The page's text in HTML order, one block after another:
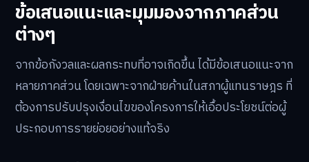
ข้อเสนอแนะและมุมมองจากภาคส่วน
ต่างๆ
จากข้อกังวลและผลกระทบที่อาจเกิดขึ้น ได้มีข้อเสนอแนะจาก
หลายภาคส่วน โดยเฉพาะจากฝ่ายค้านในสภาผู้แทนราษฎร ที่
ต้องการปรับปรุงเงื่อนไขของโครงการให้เอื้อประโยชน์ต่อผู้
ประกอบการรายย่อยอย่างแท้จริง